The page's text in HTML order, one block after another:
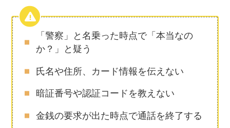
「警察」と名乗った時点で「本当なの
か？」と疑う
氏名や住所、カード情報を伝えない
暗証番号や認証コードを教えない
金銭の要求が出た時点で通話を終了する